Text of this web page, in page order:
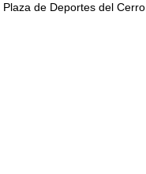
Plaza de Deportes del Cerro.